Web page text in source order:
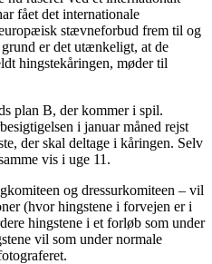
fået det internationale
stævneforbud frem til og
er det utænkeligt, at de
hingstekåringen, møder til
plan B, der kommer i spil.
i januar måned rejst
der skal deltage i kåringen. Selv
vis i uge 11.
og dressurkomiteen – vil
(hvor hingstene i forvejen er i
hingstene i et forløb som under
vil som under normale